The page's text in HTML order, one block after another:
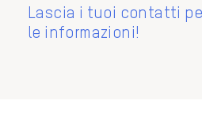
Lascia i tuoi contatti
le informazioni!